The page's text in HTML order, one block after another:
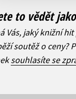
to vědět
Vás, jaký knižní
soutěž o ceny?
souhlasíte se